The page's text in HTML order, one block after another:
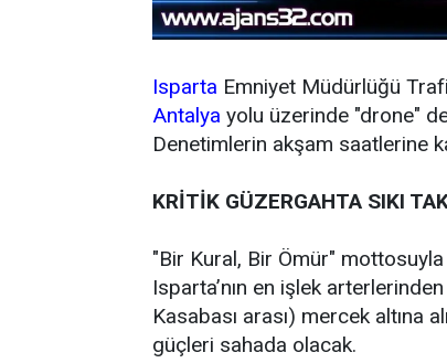
Isparta Emniyet Müdürlüğü
Antalya yolu üzerinde "drone"
Denetimlerin akşam saatlerine
KRİTİK GÜZERGAHTA SIKI
"Bir Kural, Bir Ömür"
Isparta’nın en işlek
Kasabası arası) mercek altına
güçleri sahada olacak.